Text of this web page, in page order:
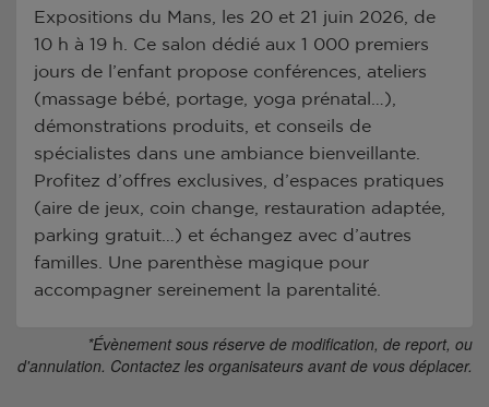
Expositions du Mans, les 20 et 21 juin 2026, de
10 h à 19 h. Ce salon dédié aux 1 000 premiers
jours de l’enfant propose conférences, ateliers
(massage bébé, portage, yoga prénatal…),
démonstrations produits, et conseils de
spécialistes dans une ambiance bienveillante.
Profitez d’offres exclusives, d’espaces pratiques
(aire de jeux, coin change, restauration adaptée,
parking gratuit…) et échangez avec d’autres
familles. Une parenthèse magique pour
accompagner sereinement la parentalité.
*Évènement sous réserve de modification, de report, ou
d'annulation. Contactez les organisateurs avant de vous déplacer.